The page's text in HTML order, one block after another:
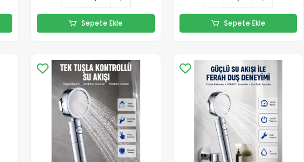
Sepete Ekle Sepete Ekle